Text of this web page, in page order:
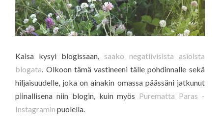
Kaisa kysyi blogissaan, saako negatiivisista asioista
blogata. Olkoon tämä vastineeni tälle pohdinnalle sekä
hiljaisuudelle, joka on ainakin omassa päässäni jatkunut
piinallisena niin blogin, kuin myös Purematta Paras -
Instagramin puolella.